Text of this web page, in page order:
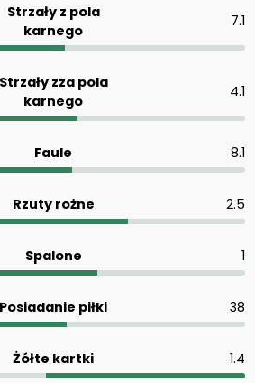
Strzały z pola
karnego
7.1
Strzały zza pola
karnego
4.1
Faule 8.1
Rzuty rożne 2.5
Spalone 1
Posiadanie piłki 38
Żółte kartki 1.4